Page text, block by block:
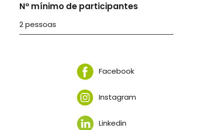
Nº mínimo de participantes
2 pessoas
Facebook
Instagram
Linkedin